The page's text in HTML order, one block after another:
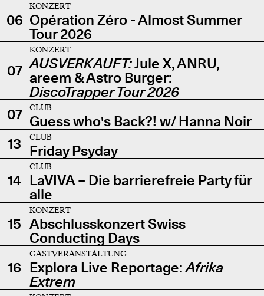
06
KONZERT
Opération Zéro - Almost Summer
Tour 2026
07
KONZERT
AUSVERKAUFT:Jule X, ANRU,
areem & Astro Burger:
DiscoTrapper Tour 2026
07
CLUB
Guess who's Back?! w/ Hanna Noir
13
CLUB
Friday Psyday
14
CLUB
LaVIVA – Die barrierefreie Party für
alle
15
KONZERT
Abschlusskonzert Swiss
Conducting Days
16
GASTVERANSTALTUNG
Explora Live Reportage:Afrika
Extrem